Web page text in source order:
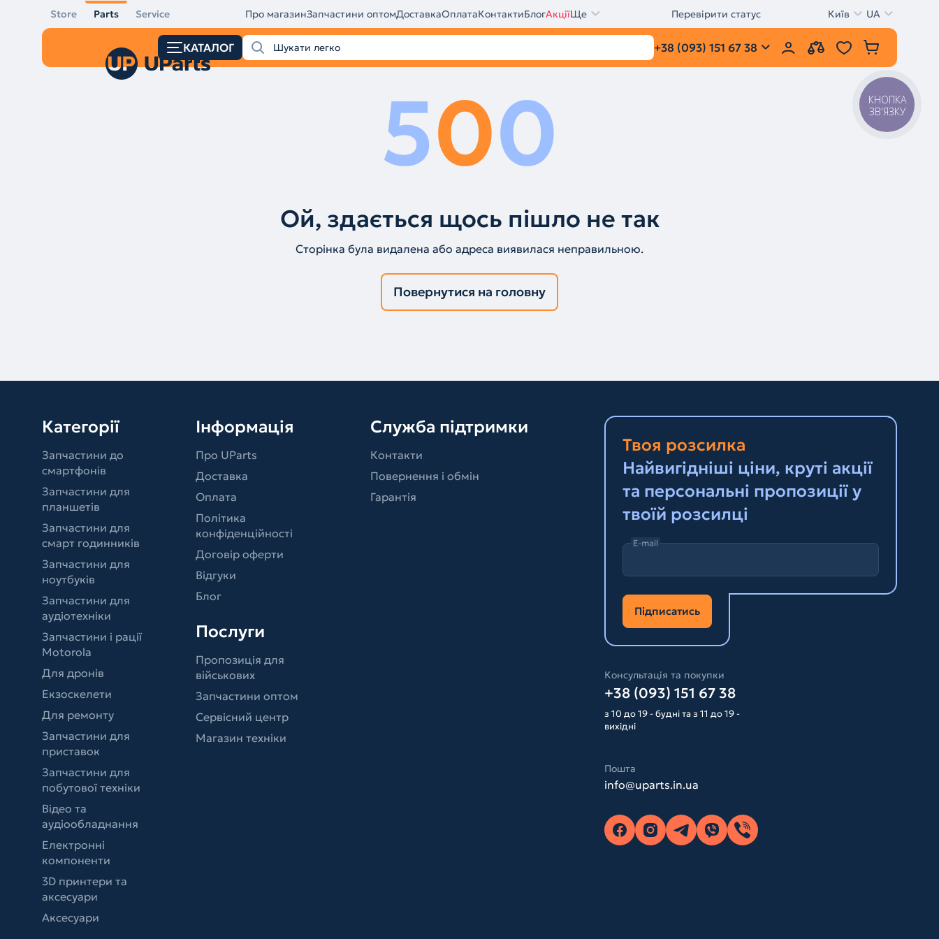
Store Parts Service Про магазинЗапчастини оптомДоставкаОплатаКонтактиБлогАкціїЩе Перевірити статус Київ UA
КАТАЛОГ +38 (093) 151 67 38
500
Ой, здається щось пішло не так
Сторінка була видалена або адреса виявилася неправильною.
Повернутися на головну
Категорії
Запчастини до
смартфонів
Запчастини для
планшетів
Запчастини для
смарт годинників
Запчастини для
ноутбуків
Запчастини для
аудіотехніки
Запчастини і рації
Motorola
Для дронів
Екзоскелети
Для ремонту
Запчастини для
приставок
Запчастини для
побутової техніки
Відео та
аудіообладнання
Електронні
компоненти
3D принтери та
аксесуари
Аксесуари
Інформація
Про UParts
Доставка
Оплата
Політика
конфіденційності
Договір оферти
Відгуки
Блог
Послуги
Пропозиція для
військових
Запчастини оптом
Сервісний центр
Магазин техніки
Служба підтримки
Контакти
Повернення і обмін
Гарантія
Твоя розсилка
Найвигідніші ціни, круті акції
та персональні пропозиції у
твоїй розсилці
E-mail
Підписатись
Консультація та покупки
+38 (093) 151 67 38
з 10 до 19 - будні та з 11 до 19 -
вихідні
Пошта
info@uparts.in.ua
КНОПКА
ЗВ'ЯЗКУ